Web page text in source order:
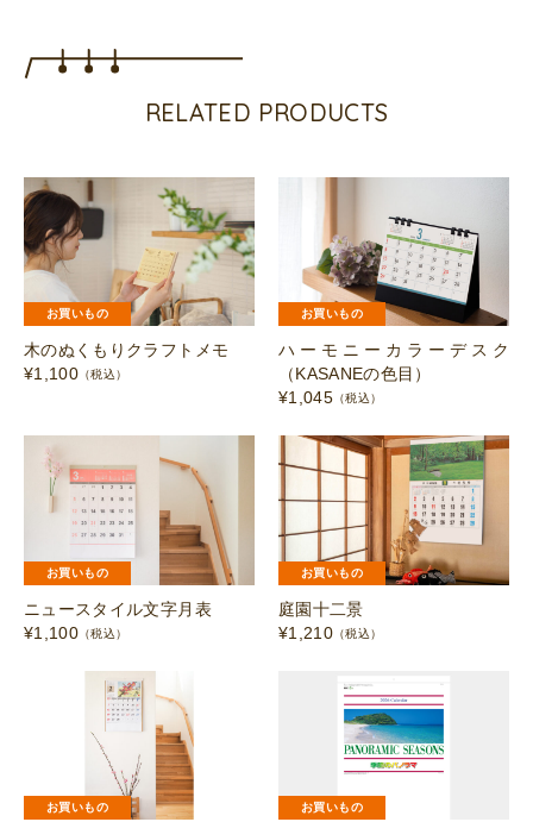
RELATED PRODUCTS
お買いもの
木のぬくもりクラフトメモ
¥1,100 （税込）
お買いもの
ハーモニーカラーデスク
（KASANEの色目）
¥1,045 （税込）
お買いもの
ニュースタイル文字月表
¥1,100 （税込）
お買いもの
庭園十二景
¥1,210 （税込）
お買いもの お買いもの